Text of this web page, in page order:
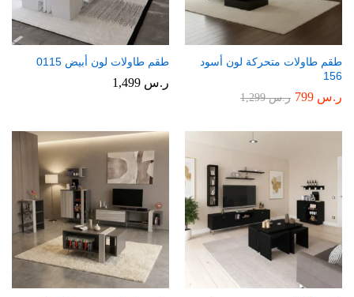
طقم طاولات متحركة لون أسود
156
ر.س ر.س1,299
طقم طاولات لون أبيض 0115
ر.س